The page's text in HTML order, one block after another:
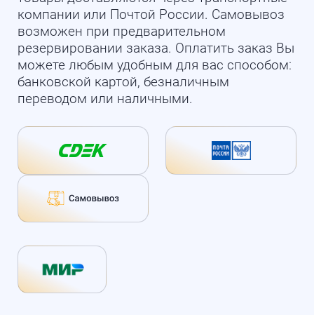
компании или Почтой России. Самовывоз
возможен при предварительном
резервировании заказа. Оплатить заказ Вы
можете любым удобным для вас способом:
банковской картой, безналичным
переводом или наличными.